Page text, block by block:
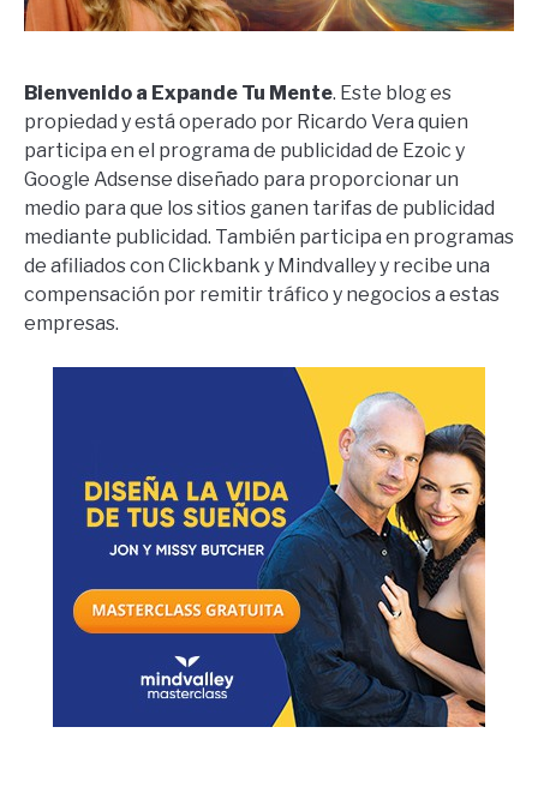
Bienvenido a Expande Tu Mente. Este blog es
propiedad y está operado por Ricardo Vera quien
participa en el programa de publicidad de Ezoic y
Google Adsense diseñado para proporcionar un
medio para que los sitios ganen tarifas de publicidad
mediante publicidad. También participa en programas
de afiliados con Clickbank y Mindvalley y recibe una
compensación por remitir tráfico y negocios a estas
empresas.